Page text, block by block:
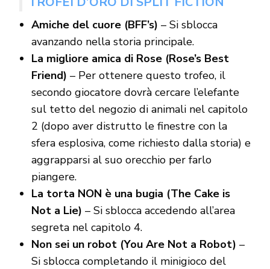
Amiche del cuore (BFF’s) – Si sblocca
avanzando nella storia principale.
La migliore amica di Rose (Rose’s Best
Friend) – Per ottenere questo trofeo, il
secondo giocatore dovrà cercare l’elefante
sul tetto del negozio di animali nel capitolo
2 (dopo aver distrutto le finestre con la
sfera esplosiva, come richiesto dalla storia) e
aggrapparsi al suo orecchio per farlo
piangere.
La torta NON è una bugia (The Cake is
Not a Lie) – Si sblocca accedendo all’area
segreta nel capitolo 4.
Non sei un robot (You Are Not a Robot) –
Si sblocca completando il minigioco del